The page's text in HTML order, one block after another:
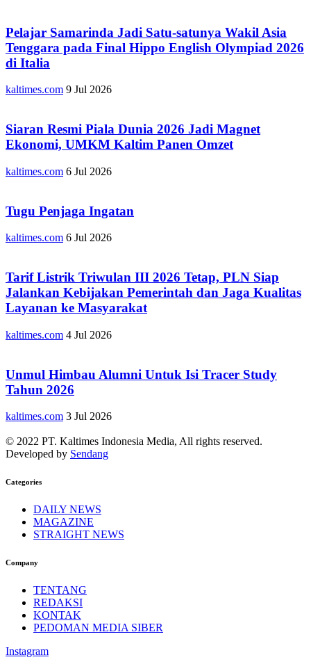
Pelajar Samarinda Jadi Satu-satunya Wakil Asia
Tenggara pada Final Hippo English Olympiad 2026
di Italia
kaltimes.com 9 Jul 2026
Siaran Resmi Piala Dunia 2026 Jadi Magnet
Ekonomi, UMKM Kaltim Panen Omzet
kaltimes.com 6 Jul 2026
Tugu Penjaga Ingatan
kaltimes.com 6 Jul 2026
Tarif Listrik Triwulan III 2026 Tetap, PLN Siap
Jalankan Kebijakan Pemerintah dan Jaga Kualitas
Layanan ke Masyarakat
kaltimes.com 4 Jul 2026
Unmul Himbau Alumni Untuk Isi Tracer Study
Tahun 2026
kaltimes.com 3 Jul 2026
© 2022 PT. Kaltimes Indonesia Media, All rights reserved.
Developed by Sendang
Categories
DAILY NEWS
MAGAZINE
STRAIGHT NEWS
Company
TENTANG
REDAKSI
KONTAK
PEDOMAN MEDIA SIBER
Instagram